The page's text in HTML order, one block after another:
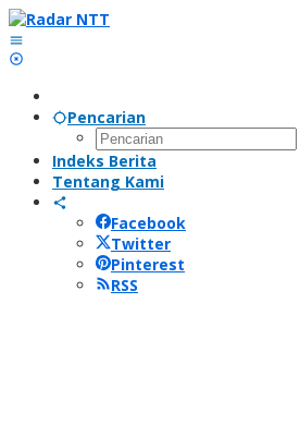
Lewati
ke
konten
Pencarian
Indeks Berita
Tentang Kami
Facebook
Twitter
Pinterest
RSS